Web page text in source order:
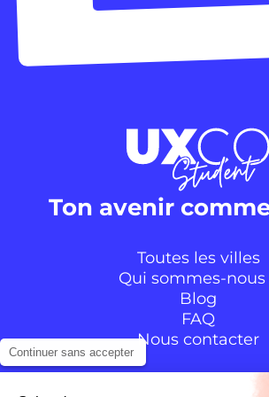
Ton avenir
Toutes les villes
Qui sommes-nous
Blog
FAQ
Nous contacter
Continuer sans accepter